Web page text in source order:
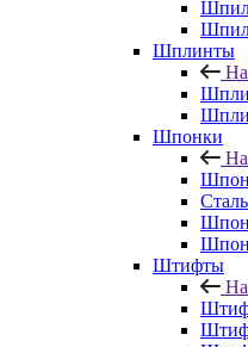
Шплинты
Шпонки
Штифты